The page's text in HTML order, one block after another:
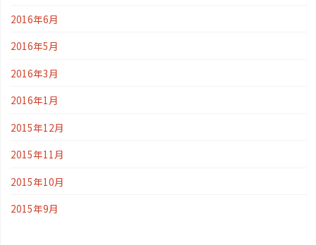
2016年6月
2016年5月
2016年3月
2016年1月
2015年12月
2015年11月
2015年10月
2015年9月